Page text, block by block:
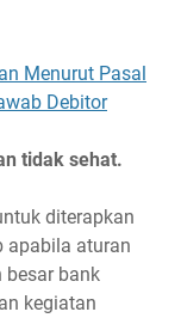
Menurut Pasal
Debitor
tidak sehat.
diterapkan
apabila aturan
besar bank
kegiatan